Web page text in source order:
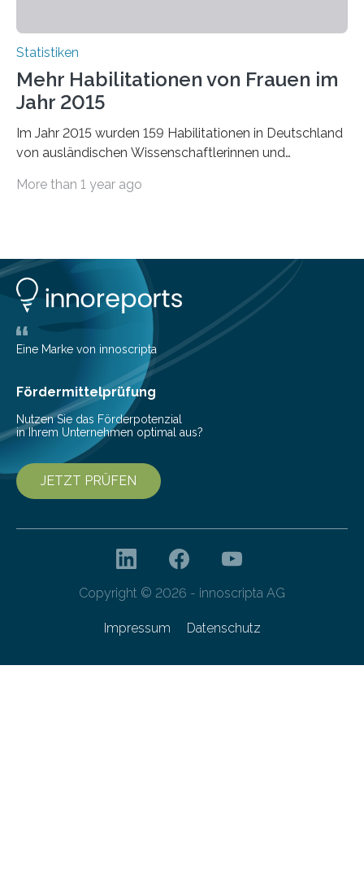
Statistiken
Mehr Habilitationen von Frauen im
Jahr 2015
Im Jahr 2015 wurden 159 Habilitationen in Deutschland
von ausländischen Wissenschaftlerinnen und
More than 1 year ago
Eine Marke von innoscripta
Fördermittelprüfung
Nutzen Sie das Förderpotenzial
in Ihrem Unternehmen optimal aus?
JETZT PRÜFEN
Copyright © 2026 - innoscripta AG
Impressum Datenschutz